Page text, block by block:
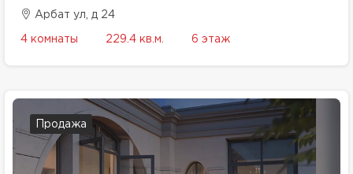
Арбат ул, д 24
4 комнаты 229.4 кв.м. 6 этаж
Продажа